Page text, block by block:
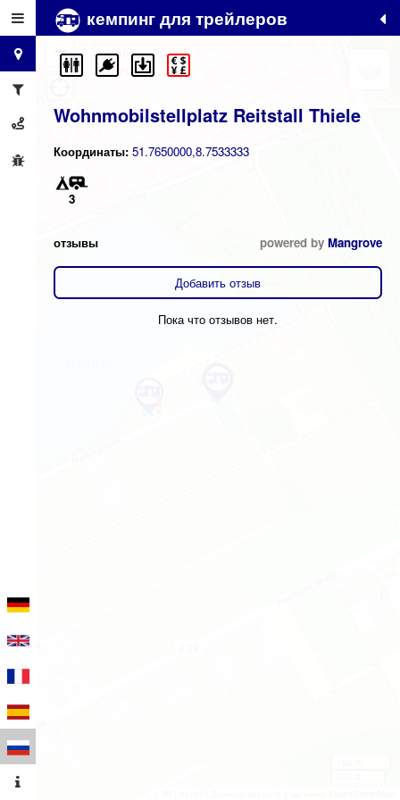
кемпинг для трейлеров
Wohnmobilstellplatz Reitstall Thiele
Координаты: 51.7650000,8.7533333
3
отзывы powered by Mangrove
Добавить отзыв
Пока что отзывов нет.
+
−